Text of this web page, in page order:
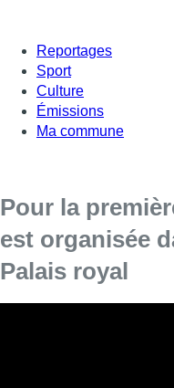
Reportages
Sport
Culture
Émissions
Ma commune
Pour la
est organisée
Palais royal